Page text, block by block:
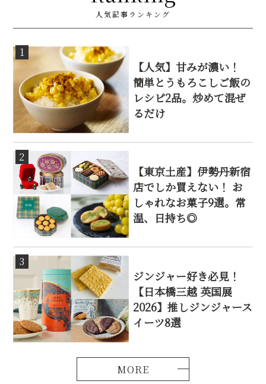
人気記事ランキング
1
【人気】甘みが濃い！
簡単とうもろこしご飯の
レシピ2品。炒めて混ぜ
るだけ
2
【東京土産】伊勢丹新宿
店でしか買えない！ お
しゃれなお菓子9選。常
温、日持ち◎
3
ジンジャー好き必見！
【日本橋三越 英国展
2026】推しジンジャース
イーツ8選